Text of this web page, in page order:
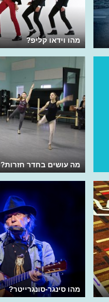
מהו וידאו קליפ?
מה עושים בחדר חזרות?
מהו סינגר-סונגרייטר?